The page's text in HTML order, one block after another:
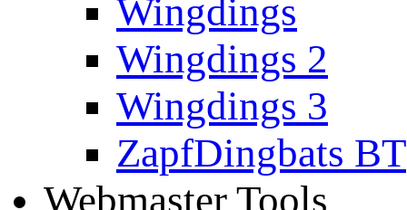
Wingdings
Wingdings 2
Wingdings 3
ZapfDingbats BT
Webmaster Tools